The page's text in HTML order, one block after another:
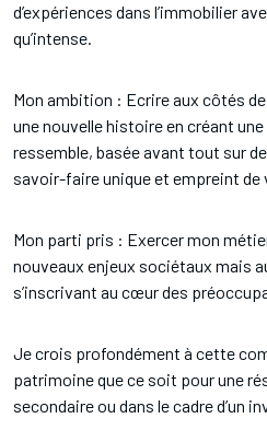
d’expériences dans l’immobilier
qu’intense.
Mon ambition : Ecrire aux côtés
une nouvelle histoire en créant
ressemble, basée avant tout sur
savoir-faire unique et empreint de
Mon parti pris : Exercer mon
nouveaux enjeux sociétaux mais
s’inscrivant au cœur des
Je crois profondément à cette
patrimoine que ce soit pour une
secondaire ou dans le cadre d’un